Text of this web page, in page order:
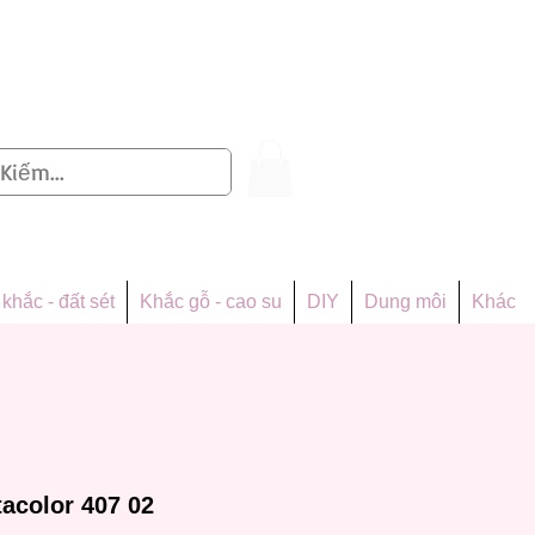
- đất sét Khắc gỗ - cao su DIY Dung môi Khác
407 02